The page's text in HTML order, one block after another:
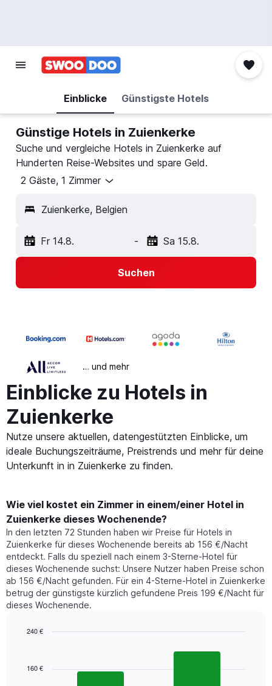
Einblicke Günstigste Hotels
Günstige Hotels in Zuienkerke
Suche und vergleiche Hotels in Zuienkerke auf
Hunderten Reise-Websites und spare Geld.
2 Gäste, 1 Zimmer
Zuienkerke, Belgien
Fr 14.8. - Sa 15.8.
Suchen
… und mehr
Einblicke zu Hotels in
Zuienkerke
Nutze unsere aktuellen, datengestützten Einblicke, um
ideale Buchungszeiträume, Preistrends und mehr für deine
Unterkunft in in Zuienkerke zu finden.
Wie viel kostet ein Zimmer in einem/einer Hotel in
Zuienkerke dieses Wochenende?
In den letzten 72 Stunden haben wir Preise für Hotels in
Zuienkerke für dieses Wochenende bereits ab 156 €/Nacht
entdeckt. Falls du speziell nach einem 3-Sterne-Hotel für
dieses Wochenende suchst: Unsere Nutzer haben Preise schon
ab 156 €/Nacht gefunden. Für ein 4-Sterne-Hotel in Zuienkerke
betrug der günstigste kürzlich gefundene Preis 199 €/Nacht für
dieses Wochenende.
with
160 €
240 €